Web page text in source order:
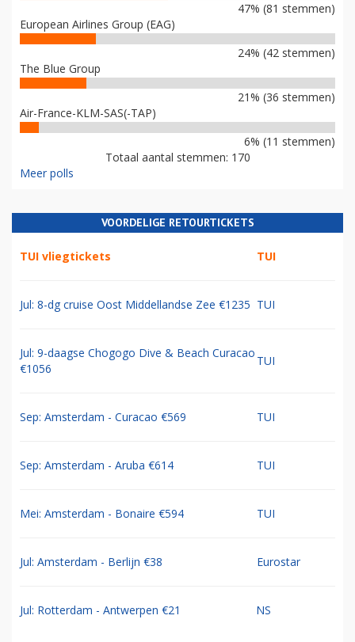
47% (81 stemmen)
European Airlines Group (EAG)
24% (42 stemmen)
The Blue Group
21% (36 stemmen)
Air-France-KLM-SAS(-TAP)
6% (11 stemmen)
Totaal aantal stemmen: 170
Meer polls
VOORDELIGE RETOURTICKETS
TUI vliegtickets TUI
Jul: 8-dg cruise Oost Middellandse Zee €1235 TUI
Jul: 9-daagse Chogogo Dive & Beach Curacao
€1056
TUI
Sep: Amsterdam - Curacao €569 TUI
Sep: Amsterdam - Aruba €614 TUI
Mei: Amsterdam - Bonaire €594 TUI
Jul: Amsterdam - Berlijn €38 Eurostar
Jul: Rotterdam - Antwerpen €21 NS